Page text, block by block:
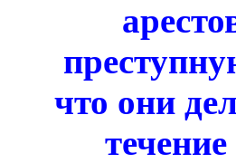
что они